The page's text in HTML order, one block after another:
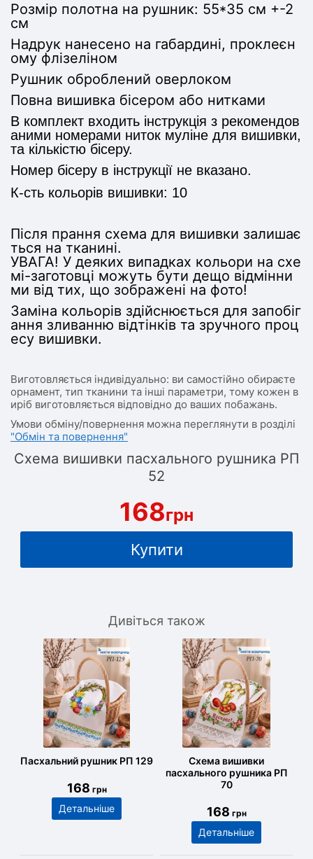
Розмір полотна на рушник: 55*35 см +-2
см
Надрук нанесено на габардині, проклеєн
ому флізеліном
Рушник оброблений оверлоком
Повна вишивка бісером або нитками
В комплект входить інструкція з рекомендов
аними номерами ниток муліне для вишивки,
та кількістю бісеру.
Номер бісеру в інструкції не вказано.
К-сть кольорів вишивки: 10
Після прання схема для вишивки залишає
ться на тканині.
УВАГА! У деяких випадках кольори на схе
мі-заготовці можуть бути дещо відмінни
ми від тих, що зображені на фото!
Заміна кольорів здійснюється для запобіг
ання зливанню відтінків та зручного проц
есу вишивки.
Виготовляється індивідуально: ви самостійно обираєте
орнамент, тип тканини та інші параметри, тому кожен в
иріб виготовляється відповідно до ваших побажань.
Умови обміну/повернення можна переглянути в розділі
"Обмін та повернення"
Схема вишивки пасхального рушника РП
52
168грн
Купити
Дивіться також
Пасхальний рушник РП 129
168 грн
Детальніше
Схема вишивки
пасхального рушника РП
70
168 грн
Детальніше